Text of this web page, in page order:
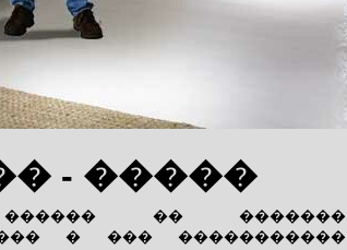
- �����
�� �������
� ��� �����������